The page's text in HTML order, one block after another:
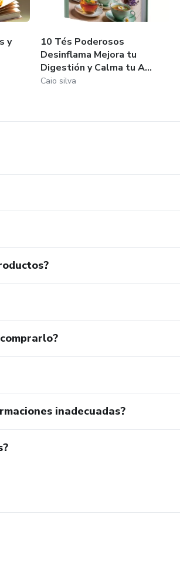
y
10 Tés Poderosos
Desinflama Mejora tu
Digestión y Calma tu A...
Caio silva
inadecuadas?